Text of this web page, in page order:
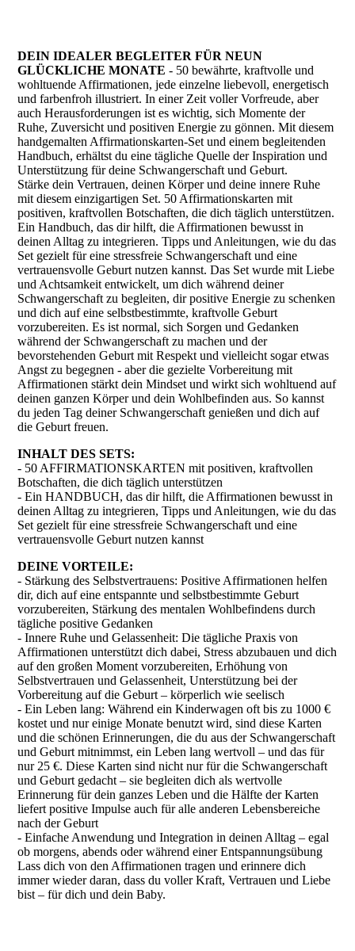
DEIN IDEALER BEGLEITER FÜR NEUN
GLÜCKLICHE MONATE - 50 bewährte, kraftvolle und
wohltuende Affirmationen, jede einzelne liebevoll, energetisch
und farbenfroh illustriert. In einer Zeit voller Vorfreude, aber
auch Herausforderungen ist es wichtig, sich Momente der
Ruhe, Zuversicht und positiven Energie zu gönnen. Mit diesem
handgemalten Affirmationskarten-Set und einem begleitenden
Handbuch, erhältst du eine tägliche Quelle der Inspiration und
Unterstützung für deine Schwangerschaft und Geburt.
Stärke dein Vertrauen, deinen Körper und deine innere Ruhe
mit diesem einzigartigen Set. 50 Affirmationskarten mit
positiven, kraftvollen Botschaften, die dich täglich unterstützen.
Ein Handbuch, das dir hilft, die Affirmationen bewusst in
deinen Alltag zu integrieren. Tipps und Anleitungen, wie du das
Set gezielt für eine stressfreie Schwangerschaft und eine
vertrauensvolle Geburt nutzen kannst. Das Set wurde mit Liebe
und Achtsamkeit entwickelt, um dich während deiner
Schwangerschaft zu begleiten, dir positive Energie zu schenken
und dich auf eine selbstbestimmte, kraftvolle Geburt
vorzubereiten. Es ist normal, sich Sorgen und Gedanken
während der Schwangerschaft zu machen und der
bevorstehenden Geburt mit Respekt und vielleicht sogar etwas
Angst zu begegnen - aber die gezielte Vorbereitung mit
Affirmationen stärkt dein Mindset und wirkt sich wohltuend auf
deinen ganzen Körper und dein Wohlbefinden aus. So kannst
du jeden Tag deiner Schwangerschaft genießen und dich auf
die Geburt freuen.
INHALT DES SETS:
- 50 AFFIRMATIONSKARTEN mit positiven, kraftvollen
Botschaften, die dich täglich unterstützen
- Ein HANDBUCH, das dir hilft, die Affirmationen bewusst in
deinen Alltag zu integrieren, Tipps und Anleitungen, wie du das
Set gezielt für eine stressfreie Schwangerschaft und eine
vertrauensvolle Geburt nutzen kannst
DEINE VORTEILE:
- Stärkung des Selbstvertrauens: Positive Affirmationen helfen
dir, dich auf eine entspannte und selbstbestimmte Geburt
vorzubereiten, Stärkung des mentalen Wohlbefindens durch
tägliche positive Gedanken
- Innere Ruhe und Gelassenheit: Die tägliche Praxis von
Affirmationen unterstützt dich dabei, Stress abzubauen und dich
auf den großen Moment vorzubereiten, Erhöhung von
Selbstvertrauen und Gelassenheit, Unterstützung bei der
Vorbereitung auf die Geburt – körperlich wie seelisch
- Ein Leben lang: Während ein Kinderwagen oft bis zu 1000 €
kostet und nur einige Monate benutzt wird, sind diese Karten
und die schönen Erinnerungen, die du aus der Schwangerschaft
und Geburt mitnimmst, ein Leben lang wertvoll – und das für
nur 25 €. Diese Karten sind nicht nur für die Schwangerschaft
und Geburt gedacht – sie begleiten dich als wertvolle
Erinnerung für dein ganzes Leben und die Hälfte der Karten
liefert positive Impulse auch für alle anderen Lebensbereiche
nach der Geburt
- Einfache Anwendung und Integration in deinen Alltag – egal
ob morgens, abends oder während einer Entspannungsübung
Lass dich von den Affirmationen tragen und erinnere dich
immer wieder daran, dass du voller Kraft, Vertrauen und Liebe
bist – für dich und dein Baby.